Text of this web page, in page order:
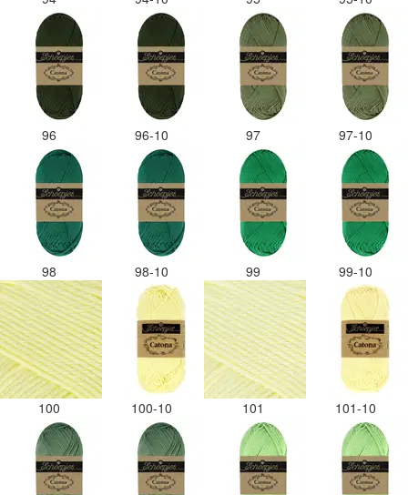
96 96-10 97 97-10
98 98-10 99 99-10
100 100-10 101 101-10